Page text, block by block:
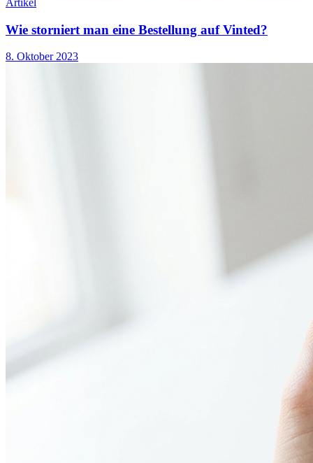
Wie storniert man eine Bestellung auf Vinted?
8. Oktober 2023